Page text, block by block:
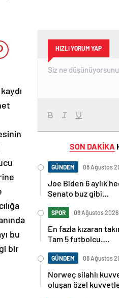
bu
bir
HIZLI YORUM YAP
SON DAKİKA
GÜNDEM 08 Ağustos
Joe Biden 6 aylık
Senato buz gibi…
SPOR 08 Ağustos 2026
En fazla kızaran
Tam 5 futbolcu….
GÜNDEM 08 Ağustos
Norweç silahlı
oluşan özel